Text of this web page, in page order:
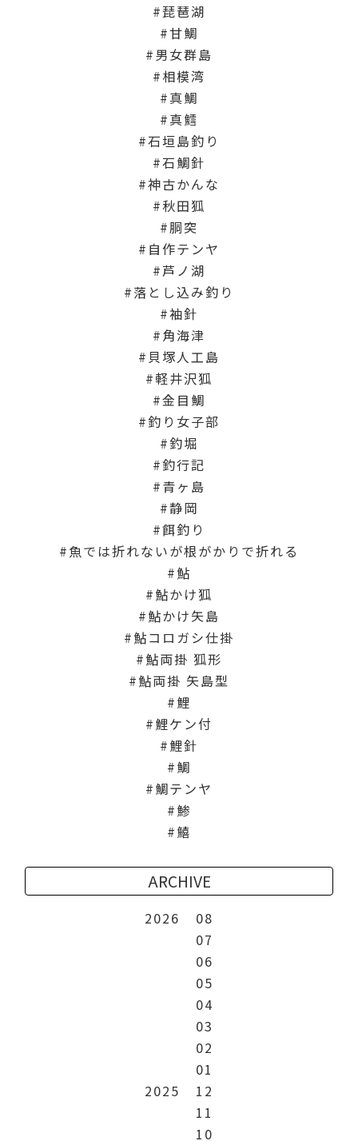
琵琶湖
甘鯛
男女群島
相模湾
真鯛
真鱈
石垣島釣り
石鯛針
神古かんな
秋田狐
胴突
自作テンヤ
芦ノ湖
落とし込み釣り
袖針
角海津
貝塚人工島
軽井沢狐
金目鯛
釣り女子部
釣堀
釣行記
青ヶ島
静岡
餌釣り
魚では折れないが根がかりで折れる
鮎
鮎かけ狐
鮎かけ矢島
鮎コロガシ仕掛
鮎両掛 狐形
鮎両掛 矢島型
鯉
鯉ケン付
鯉針
鯛
鯛テンヤ
鯵
鱚
ARCHIVE
2026
08
07
06
05
04
03
02
01
2025
12
11
10